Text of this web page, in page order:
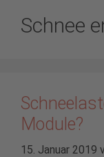
Schnee
Module?
15. Januar 2019